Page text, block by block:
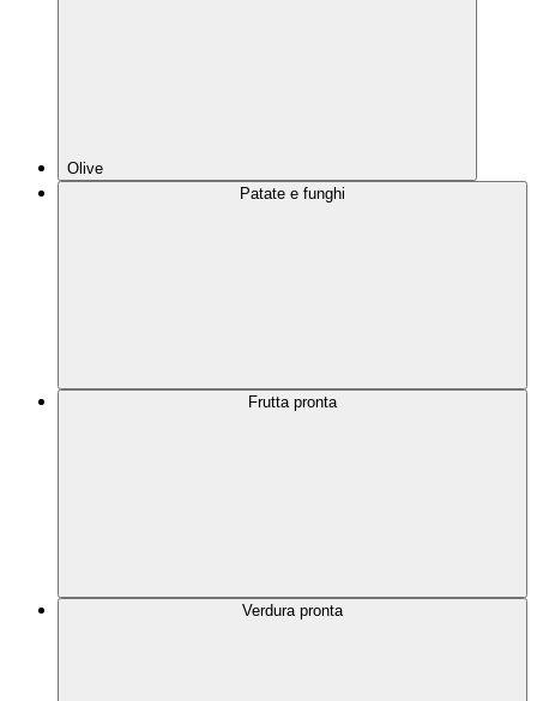
Olive
Patate e funghi
Frutta pronta
Verdura pronta